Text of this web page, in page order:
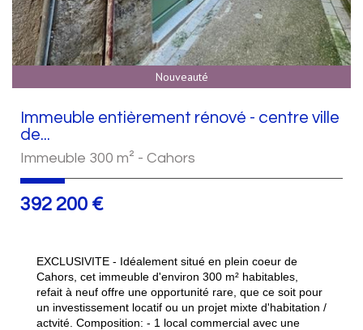
Nouveauté
Immeuble entièrement rénové - centre ville
de...
Immeuble 300 m² - Cahors
392 200 €
EXCLUSIVITE - Idéalement situé en plein coeur de
Cahors, cet immeuble d'environ 300 m² habitables,
refait à neuf offre une opportunité rare, que ce soit pour
un investissement locatif ou un projet mixte d'habitation /
actvité. Composition: - 1 local commercial avec une